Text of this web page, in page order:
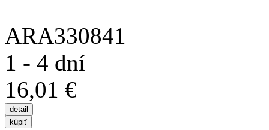
ARA330841
1 - 4 dní
16,01 €